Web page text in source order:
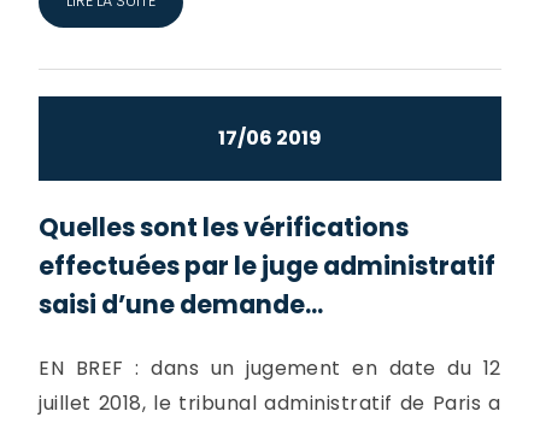
17/06 2019
Quelles sont les vérifications
effectuées par le juge administratif
saisi d’une demande...
EN BREF : dans un jugement en date du 12
juillet 2018, le tribunal administratif de Paris a